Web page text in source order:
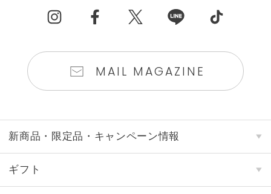
MAIL MAGAZINE
新商品・限定品・キャンペーン情報
ギフト